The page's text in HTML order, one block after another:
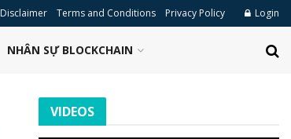
Disclaimer Terms and Conditions Privacy Policy Login
NHÂN SỰ BLOCKCHAIN
VIDEOS